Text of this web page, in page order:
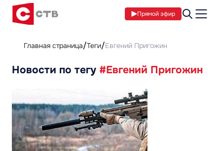
Прямой эфир
Главная страница Теги Евгений Пригожин
Новости по тегу #Евгений Пригожин